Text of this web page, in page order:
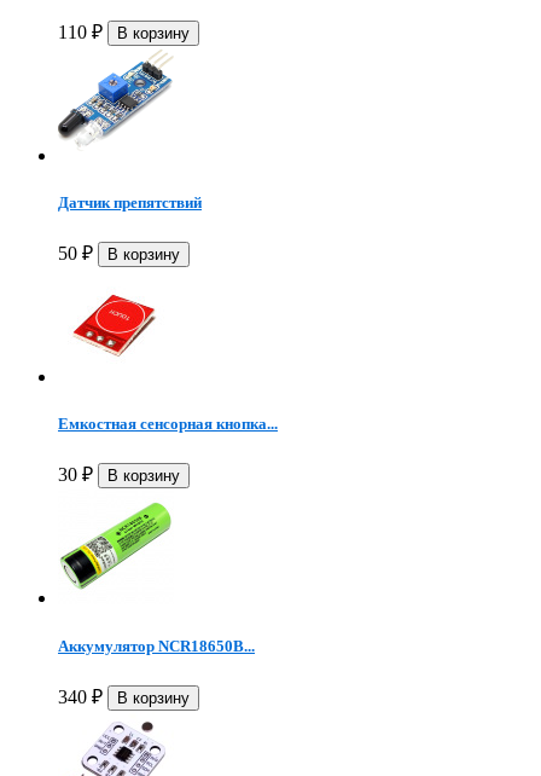
110 ₽
Датчик препятствий
50 ₽
Емкостная сенсорная кнопка...
30 ₽
Аккумулятор NCR18650B...
340 ₽